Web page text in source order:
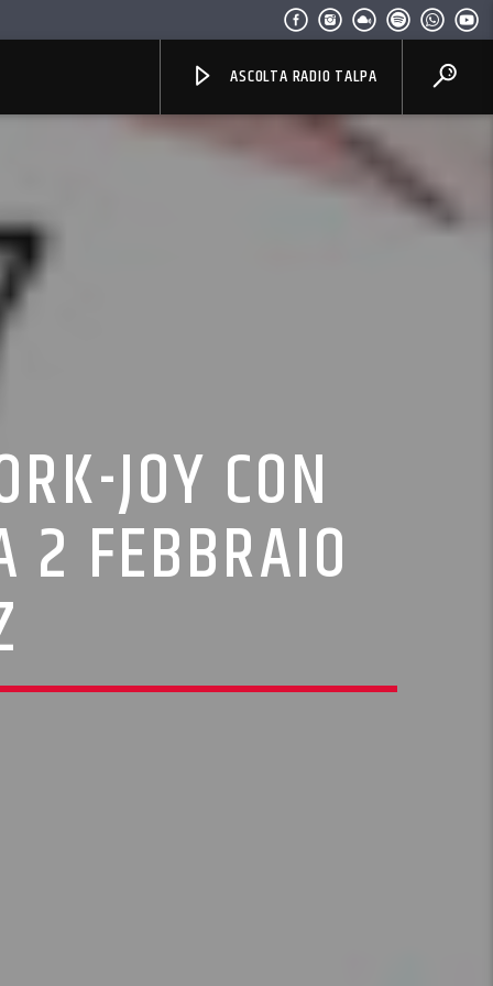
ASCOLTA RADIO TALPA
JOY CON
2 FEBBRAIO